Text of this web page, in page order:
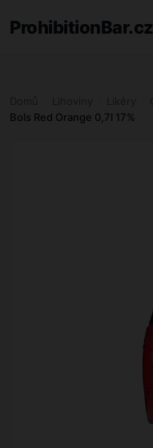
ProhibitionBar.cz
Bols Red Orange 0,7l 17%